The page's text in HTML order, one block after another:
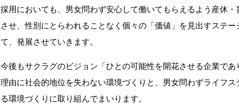
採用においても、男女問わず安心して働いてもらえるよう産休
させ、性別にとらわれることなく個々の「価値」を見出すステ
て、発展させていきます。
今後もサクラグのビジョン「ひとの可能性を開花させる企業で
理由に社会的地位を失わない環境づくりと、男女問わずライフ
る環境づくりに取り組んでまいります。